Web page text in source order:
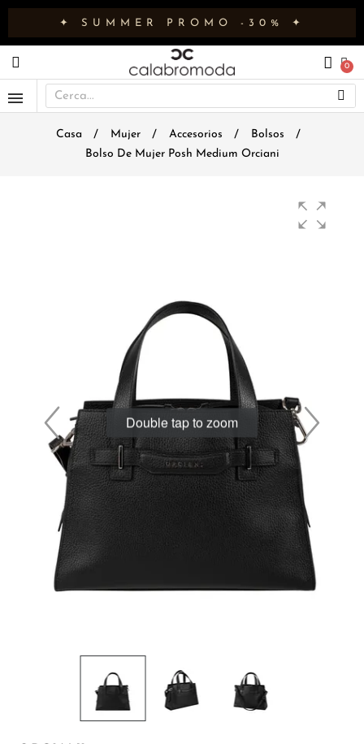
✦ SUMMER PROMO -30% ✦
Casa Mujer Accesorios
Bolsos
Bolso De Mujer Posh Medium Orciani
Double tap to zoom